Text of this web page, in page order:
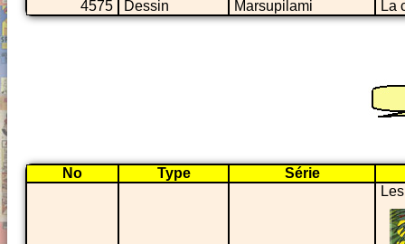
4575
Dessin Marsupilami La
No Type Série